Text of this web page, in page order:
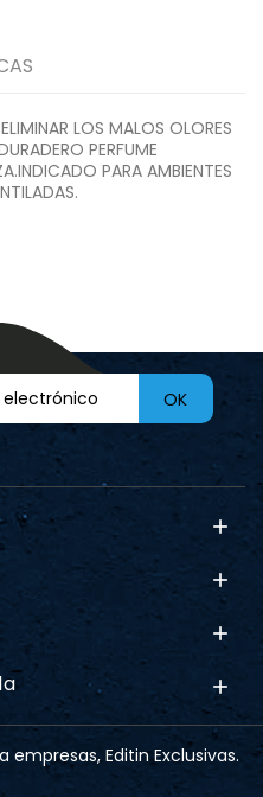
LOS MALOS OLORES
PERFUME
PARA AMBIENTES




empresas, Editin Exclusivas.